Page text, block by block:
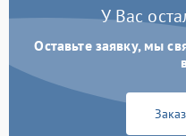
У Вас
Оставьте заявку, мы